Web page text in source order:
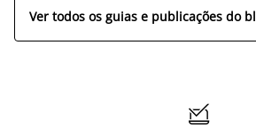
Ver todos os guias e publicações do
